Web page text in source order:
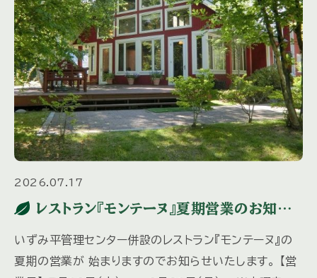
2026.07.17
レストラン『モンテーヌ』夏期営業のお知ら
いずみ平管理センター併設のレストラン『モンテーヌ』の
夏期の営業が 始まりますのでお知らせいたします。 【営